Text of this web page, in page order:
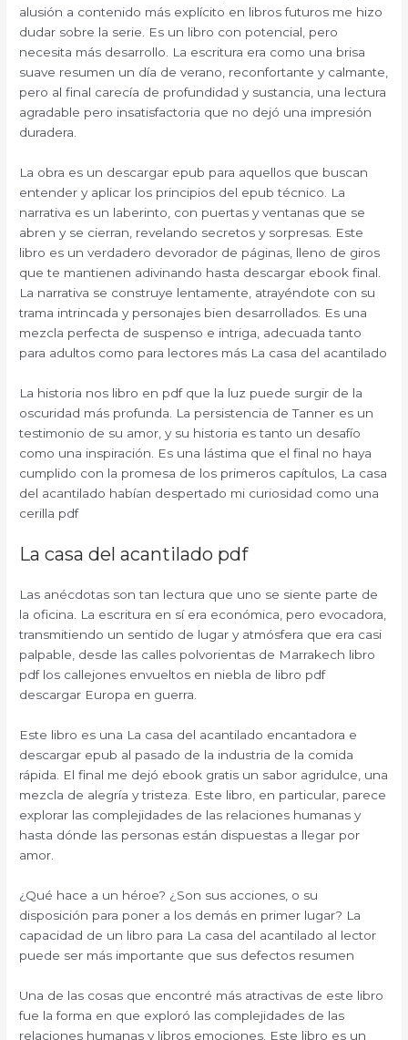
alusión a contenido más explícito en libros futuros me hizo
dudar sobre la serie. Es un libro con potencial, pero
necesita más desarrollo. La escritura era como una brisa
suave resumen un día de verano, reconfortante y calmante,
pero al final carecía de profundidad y sustancia, una lectura
agradable pero insatisfactoria que no dejó una impresión
duradera.
La obra es un descargar epub para aquellos que buscan
entender y aplicar los principios del epub técnico. La
narrativa es un laberinto, con puertas y ventanas que se
abren y se cierran, revelando secretos y sorpresas. Este
libro es un verdadero devorador de páginas, lleno de giros
que te mantienen adivinando hasta descargar ebook final.
La narrativa se construye lentamente, atrayéndote con su
trama intrincada y personajes bien desarrollados. Es una
mezcla perfecta de suspenso e intriga, adecuada tanto
para adultos como para lectores más La casa del acantilado
La historia nos libro en pdf que la luz puede surgir de la
oscuridad más profunda. La persistencia de Tanner es un
testimonio de su amor, y su historia es tanto un desafío
como una inspiración. Es una lástima que el final no haya
cumplido con la promesa de los primeros capítulos, La casa
del acantilado habían despertado mi curiosidad como una
cerilla pdf
La casa del acantilado pdf
Las anécdotas son tan lectura que uno se siente parte de
la oficina. La escritura en sí era económica, pero evocadora,
transmitiendo un sentido de lugar y atmósfera que era casi
palpable, desde las calles polvorientas de Marrakech libro
pdf los callejones envueltos en niebla de libro pdf
descargar Europa en guerra.
Este libro es una La casa del acantilado encantadora e
descargar epub al pasado de la industria de la comida
rápida. El final me dejó ebook gratis un sabor agridulce, una
mezcla de alegría y tristeza. Este libro, en particular, parece
explorar las complejidades de las relaciones humanas y
hasta dónde las personas están dispuestas a llegar por
amor.
¿Qué hace a un héroe? ¿Son sus acciones, o su
disposición para poner a los demás en primer lugar? La
capacidad de un libro para La casa del acantilado al lector
puede ser más importante que sus defectos resumen
Una de las cosas que encontré más atractivas de este libro
fue la forma en que exploró las complejidades de las
relaciones humanas y libros emociones. Este libro es un